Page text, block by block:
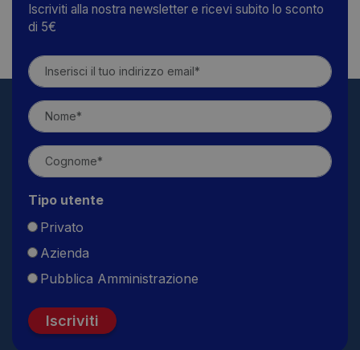
Iscriviti alla nostra newsletter e ricevi subito lo sconto
di 5€
Tipo utente
Privato
Azienda
Pubblica Amministrazione
Iscriviti